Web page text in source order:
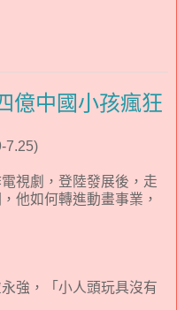
億中國小孩瘋狂
7.25)
視劇，登陸發展後，走
他如何轉進動畫事業，
強，「小人頭玩具沒有